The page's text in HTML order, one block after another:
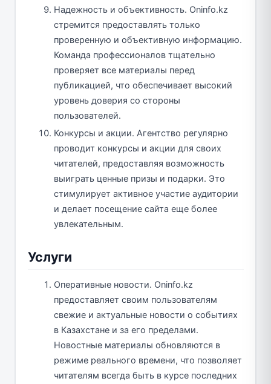
Надежность и объективность. Oninfo.kz
стремится предоставлять только
проверенную и объективную информацию.
Команда профессионалов тщательно
проверяет все материалы перед
публикацией, что обеспечивает высокий
уровень доверия со стороны
пользователей.
Конкурсы и акции. Агентство регулярно
проводит конкурсы и акции для своих
читателей, предоставляя возможность
выиграть ценные призы и подарки. Это
стимулирует активное участие аудитории
и делает посещение сайта еще более
увлекательным.
Услуги
Оперативные новости. Oninfo.kz
предоставляет своим пользователям
свежие и актуальные новости о событиях
в Казахстане и за его пределами.
Новостные материалы обновляются в
режиме реального времени, что позволяет
читателям всегда быть в курсе последних